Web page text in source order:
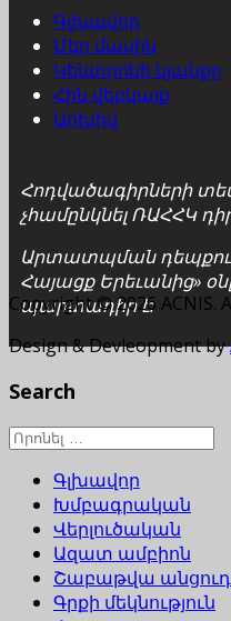
Գլխավոր
Մեր մասին
Կենտրոնի կյանքը
Հին վեբկայք
Արխիվ
Հոդվածագիրների
չհամընկնել ՌԱՀՀԿ
Արտատպման դեպքում
Հայացք Երեւանից»
պարտադիր է:
Copyright © 2026 ACNIS.
Design & Devleopment by
Search
Գլխավոր
Խմբագրական
Վերլուծական
Ազատ ամբիոն
Շաբաթվա
Գրքի մեկնություն